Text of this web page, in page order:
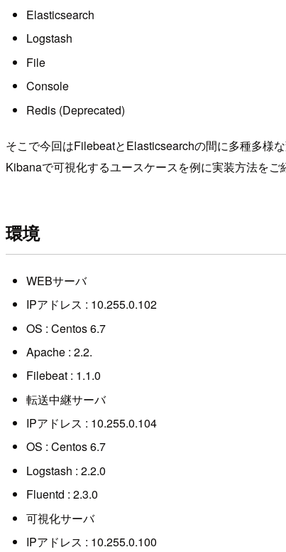
Elasticsearch
Logstash
File
Console
Redis (Deprecated)
そこで今回はFilebeatとElasticsearchの間に多種多様
Kibanaで可視化するユースケースを例に実装方法をご
環境
WEBサーバ
IPアドレス : 10.255.0.102
OS : Centos 6.7
Apache : 2.2.
Filebeat : 1.1.0
転送中継サーバ
IPアドレス : 10.255.0.104
OS : Centos 6.7
Logstash : 2.2.0
Fluentd : 2.3.0
可視化サーバ
IPアドレス : 10.255.0.100